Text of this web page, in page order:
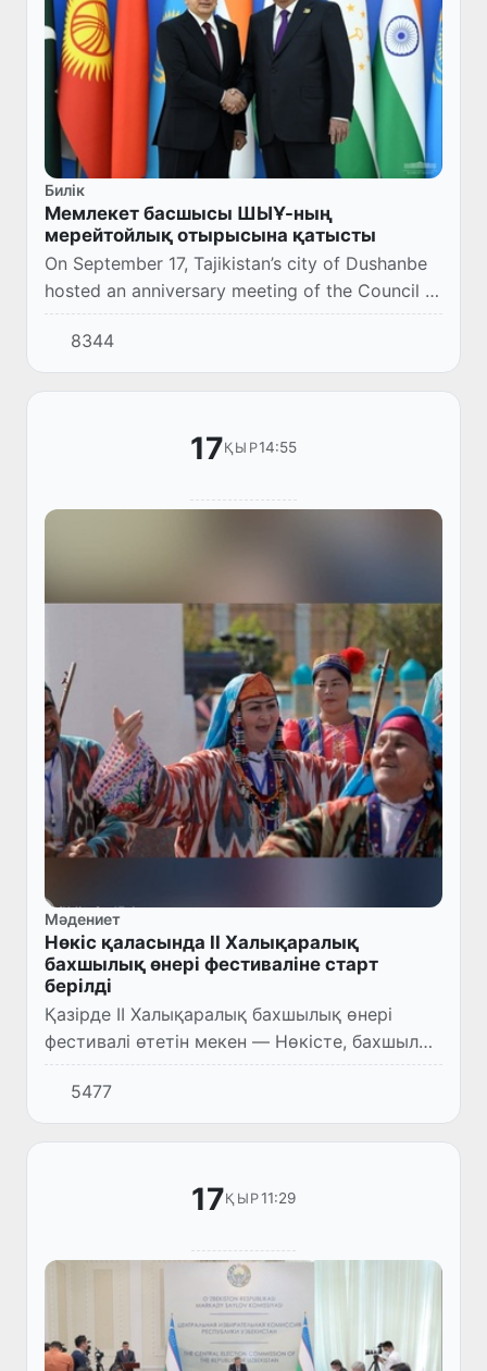
Билік
Мемлекет басшысы ШЫҰ-ның
мерейтойлық отырысына қатысты
On September 17, Tajikistan’s city of Dushanbe
hosted an anniversary meeting of the Council of
Heads of State of the Shanghai Cooperation
Organization.
8344
17ҚЫР14:55
Мәдениет
Нөкіс қаласында II Халықаралық
бахшылық өнері фестиваліне старт
берілді
Қазірде II Халықаралық бахшылық өнері
фестивалі өтетін мекен — Нөкісте, бахшылық
өнері фестивалі қарқынмен жалғасуда.
5477
17ҚЫР11:29